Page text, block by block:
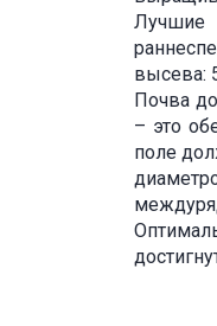
Лучшие
высева:
Почва
– это
поле